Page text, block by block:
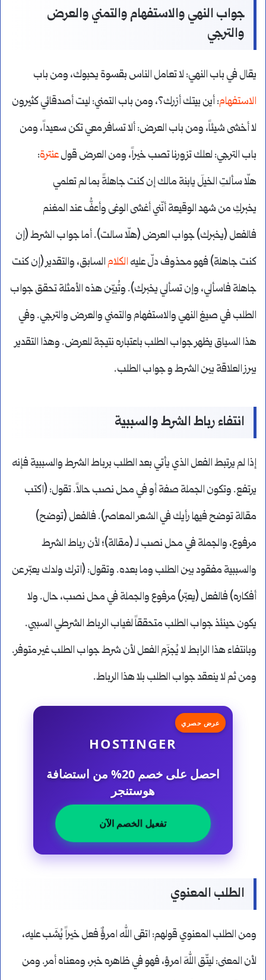
جواب النهي والاستفهام والتمني والعرض
والترجي
يقال في باب النهي: لا تعامل الناس بقسوة يحبوك، ومن باب
الاستفهام: أين بيتك أزرك؟، ومن باب التمني: ليت أصدقائي كثيرون
لا أخشى شيئاً، ومن باب العرض: ألا تسافر معي تكن سعيداً، ومن
باب الترجي: لعلك تزورنا تصب خيراً، ومن العرض قولعنترة:
هلّا سألتِ الخيلَ يابنة مالك إن كنت جاهلةً بما لم تعلمي
يخبركِ من شهد الوقيعة أنّني أغشى الوغى وأعفُّ عند المغنم
فالفعل (يخبرك) جواب العرض (هلّا سالت). أما جواب الشرط (إن
كنت جاهلة) فهو محذوف دلّ عليه الكلامالسابق، والتقدير (إن كنت
جاهلة فاسألي، وإن تسألي يخبرك). وتُبيّن هذه الأمثلة تحقق جواب
الطلب في صيغ النهي والاستفهام والتمني والعرض والترجي. وفي
هذا السياق يظهر جواب الطلب باعتباره نتيجة للعرض. وهذا التقدير
يبرز العلاقة بين الشرط و جواب الطلب.
انتفاء رباط الشرط والسببية
إذا لم يرتبط الفعل الذي يأتي بعد الطلب برباط الشرط والسببية فإنه
يرتفع. وتكون الجملة صفة أو في محل نصب حالاً. تقول: (اكتب
مقالة توضح فيها رأيك في الشعر المعاصر). فالفعل (توضح)
مرفوع، والجملة في محل نصب لـ (مقالة)؛ لأن رباط الشرط
والسببية مفقود بين الطلب وما بعده. وتقول: (اترك ولدك يعبّر عن
أفكاره) فالفعل (يعبّر) مرفوع والجملة في محل نصب، حال. ولا
يكون حينئذ جواب الطلب متحققاً لغياب الرباط الشرطي السببي.
وبانتفاء هذا الرابط لا يُجزَم الفعل لأن شرط جواب الطلب غير متوفر.
ومن ثم لا ينعقد جواب الطلب بلا هذا الرباط.
عرض حصري
HOSTINGER
احصل على خصم 20% من استضافة
هوستنجر
تفعيل الخصم الآن
الطلب المعنوي
ومن الطلب المعنوي قولهم: اتقى الله امرؤٌ فعل خيراً يُشَب عليه،
لأن المعنى: ليتّق اللهَ امرؤ، فهو في ظاهره خبر، ومعناه أمر. ومن